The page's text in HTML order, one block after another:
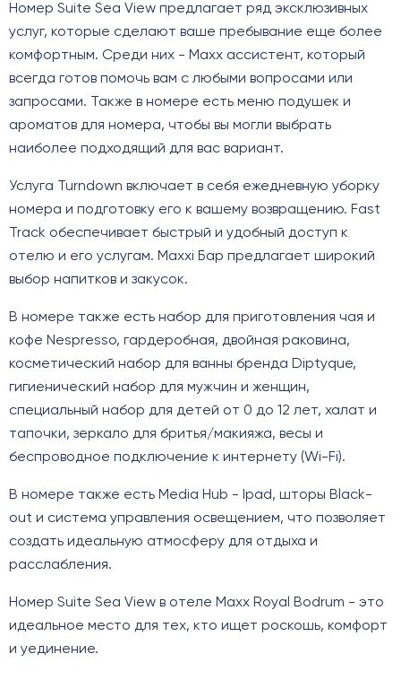
Номер Suite Sea View предлагает ряд эксклюзивных
услуг, которые сделают ваше пребывание еще более
комфортным. Среди них - Maxx ассистент, который
всегда готов помочь вам с любыми вопросами или
запросами. Также в номере есть меню подушек и
ароматов для номера, чтобы вы могли выбрать
наиболее подходящий для вас вариант.
Услуга Turndown включает в себя ежедневную уборку
номера и подготовку его к вашему возвращению. Fast
Track обеспечивает быстрый и удобный доступ к
отелю и его услугам. Maxxi Бар предлагает широкий
выбор напитков и закусок.
В номере также есть набор для приготовления чая и
кофе Nespresso, гардеробная, двойная раковина,
косметический набор для ванны бренда Diptyque,
гигиенический набор для мужчин и женщин,
специальный набор для детей от 0 до 12 лет, халат и
тапочки, зеркало для бритья/макияжа, весы и
беспроводное подключение к интернету (Wi-Fi).
В номере также есть Media Hub - Ipad, шторы Black-
out и система управления освещением, что позволяет
создать идеальную атмосферу для отдыха и
расслабления.
Номер Suite Sea View в отеле Maxx Royal Bodrum - это
идеальное место для тех, кто ищет роскошь, комфорт
и уединение.